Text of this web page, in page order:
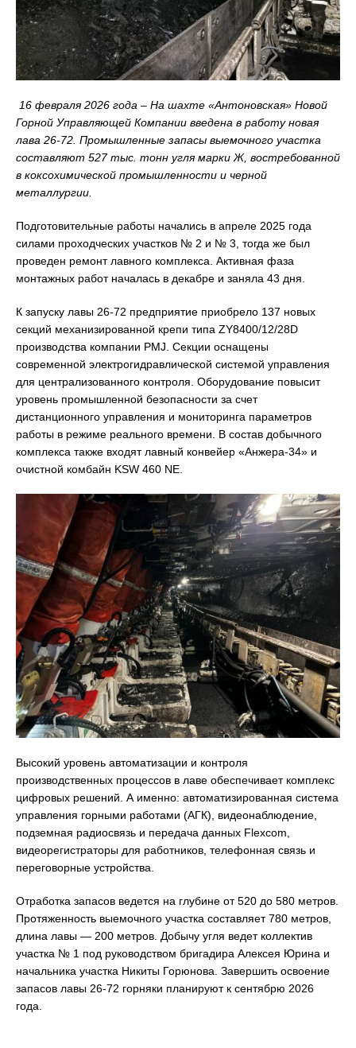
16 февраля 2026 года – На шахте «Антоновская» Новой
Горной Управляющей Компании введена в работу новая
лава 26-72. Промышленные запасы выемочного участка
составляют 527 тыс. тонн угля марки Ж, востребованной
в коксохимической промышленности и черной
металлургии.
Подготовительные работы начались в апреле 2025 года
силами проходческих участков № 2 и № 3, тогда же был
проведен ремонт лавного комплекса. Активная фаза
монтажных работ началась в декабре и заняла 43 дня.
К запуску лавы 26-72 предприятие приобрело 137 новых
секций механизированной крепи типа ZY8400/12/28D
производства компании PMJ. Секции оснащены
современной электрогидравлической системой управления
для централизованного контроля. Оборудование повысит
уровень промышленной безопасности за счет
дистанционного управления и мониторинга параметров
работы в режиме реального времени. В состав добычного
комплекса также входят лавный конвейер «Анжера-34» и
очистной комбайн KSW 460 NE.
Высокий уровень автоматизации и контроля
производственных процессов в лаве обеспечивает комплекс
цифровых решений. А именно: автоматизированная система
управления горными работами (АГК), видеонаблюдение,
подземная радиосвязь и передача данных Flexcom,
видеорегистраторы для работников, телефонная связь и
переговорные устройства.
Отработка запасов ведется на глубине от 520 до 580 метров.
Протяженность выемочного участка составляет 780 метров,
длина лавы — 200 метров. Добычу угля ведет коллектив
участка № 1 под руководством бригадира Алексея Юрина и
начальника участка Никиты Горюнова. Завершить освоение
запасов лавы 26-72 горняки планируют к сентябрю 2026
года.